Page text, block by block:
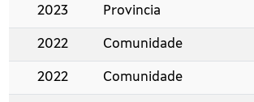
2023 Provincia
2022 Comunidade
2022 Comunidade